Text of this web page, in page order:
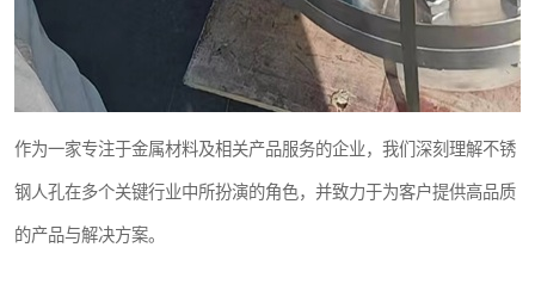
作为一家专注于金属材料及相关产品服务的企业，我们深刻理解不锈
钢人孔在多个关键行业中所扮演的角色，并致力于为客户提供高品质
的产品与解决方案。